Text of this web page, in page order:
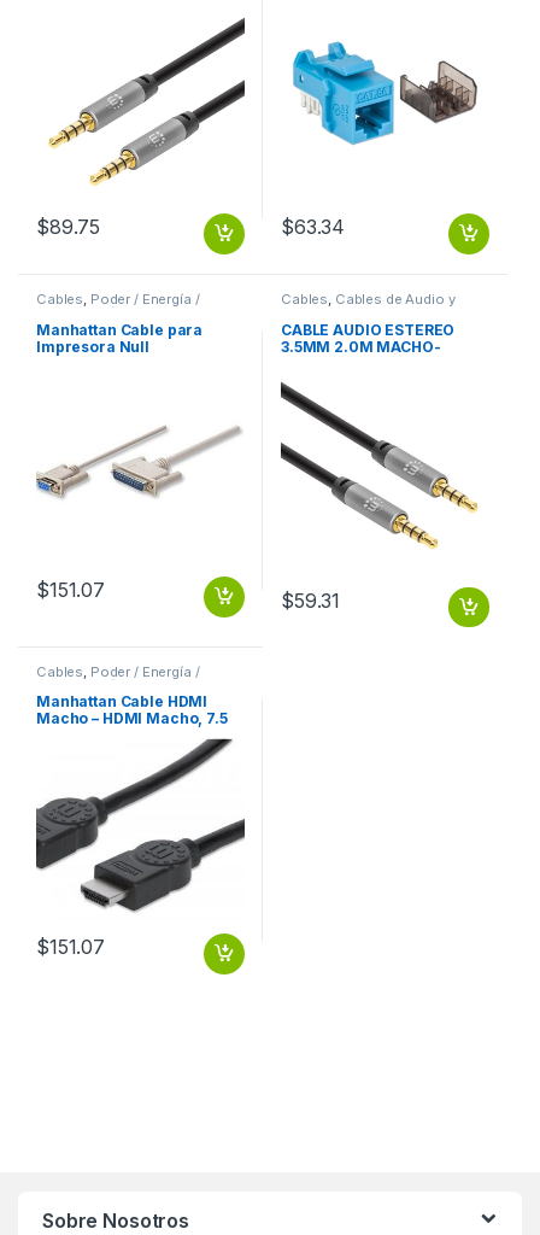
$89.75 $63.34
Cables, Poder / Energía /
Alimentación
Manhattan Cable para
Impresora Null
$151.07
Cables, Cables de Audio y
CABLE AUDIO ESTEREO
3.5MM 2.0M MACHO-
$59.31
Cables Poder / Energía /
Alimentación
Manhattan Cable HDMI
Macho – HDMI Macho, 7.5
$151.07
Sobre Nosotros